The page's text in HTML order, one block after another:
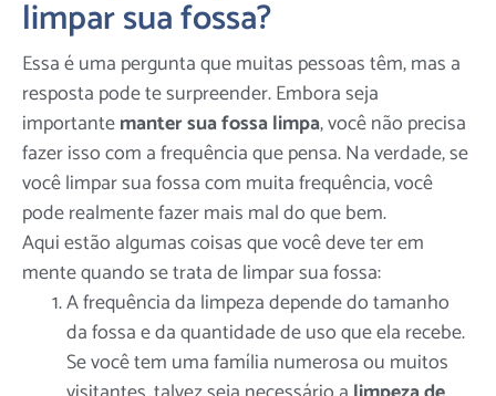
limpar sua fossa?
Essa é uma pergunta que muitas pessoas têm, mas a
resposta pode te surpreender. Embora seja
importantemanter sua fossa limpa, você não precisa
fazer isso com a frequência que pensa. Na verdade, se
você limpar sua fossa com muita frequência, você
pode realmente fazer mais mal do que bem.
Aqui estão algumas coisas que você deve ter em
mente quando se trata de limpar sua fossa:
A frequência da limpeza depende do tamanho
da fossa e da quantidade de uso que ela recebe.
Se você tem uma família numerosa ou muitos